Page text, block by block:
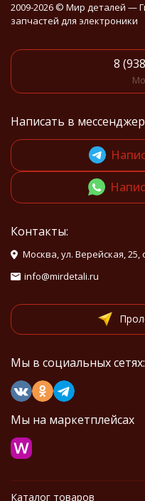
2009-2026 © Мир деталей —
запчастей для электроники
8
Написать в
Контакты:
Москва, ул. Верейская, 25,
info@mirdetali.ru
Мы в социальных сетях:
Мы на маркетплейсах
Каталог товаров